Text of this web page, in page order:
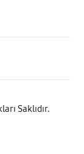
Saklıdır.